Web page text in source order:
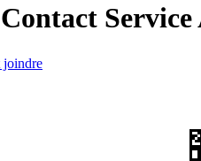
Service
joindre